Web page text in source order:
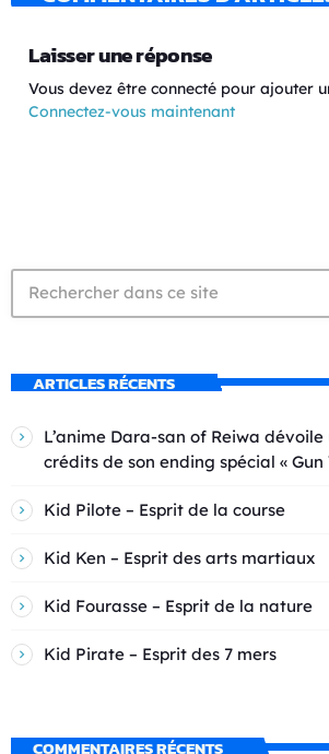
Laisser une réponse
Vous devez être connecté pour ajouter
Connectez-vous maintenant
ARTICLES RÉCENTS
L’anime Dara-san of Reiwa
crédits de son ending spécial « Gun
Kid Pilote – Esprit de la course
Kid Ken – Esprit des arts martiaux
Kid Fourasse – Esprit de la nature
Kid Pirate – Esprit des 7 mers
COMMENTAIRES RÉCENTS